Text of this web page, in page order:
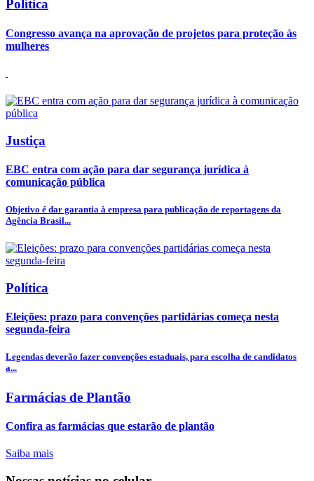
Política
Congresso avança na aprovação de projetos para proteção às
mulheres
Justiça
EBC entra com ação para dar segurança jurídica à
comunicação pública
Objetivo é dar garantia à empresa para publicação de reportagens da
Agência Brasil...
Política
Eleições: prazo para convenções partidárias começa nesta
segunda-feira
Legendas deverão fazer convenções estaduais, para escolha de candidatos
a...
Farmácias de Plantão
Confira as farmácias que estarão de plantão
Saiba mais